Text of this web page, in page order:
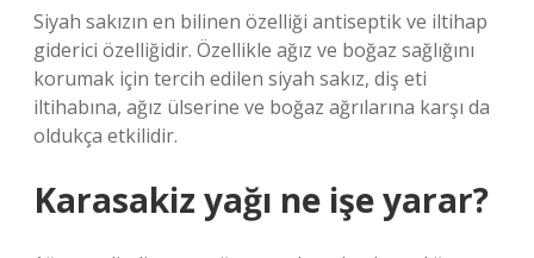
Siyah sakızın en bilinen özelliği antiseptik ve iltihap
giderici özelliğidir. Özellikle ağız ve boğaz sağlığını
korumak için tercih edilen siyah sakız, diş eti
iltihabına, ağız ülserine ve boğaz ağrılarına karşı da
oldukça etkilidir.
Karasakiz yağı ne işe yarar?